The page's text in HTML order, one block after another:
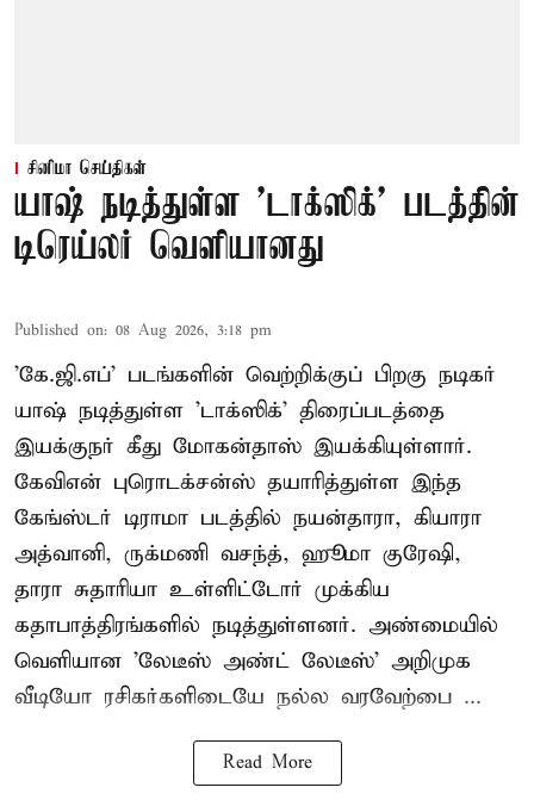
சினிமா செய்திகள்
யாஷ் நடித்துள்ள 'டாக்‌ஸிக்' படத்தின்
டிரெய்லர் வெளியானது
Published on: 08 Aug 2026, 3:18 pm
'கே.ஜி.எப்' படங்களின் வெற்றிக்குப் பிறகு நடிகர்
யாஷ் நடித்துள்ள 'டாக்ஸிக்' திரைப்படத்தை
இயக்குநர் கீது மோகன்தாஸ் இயக்கியுள்ளார்.
கேவிஎன் புரொடக்சன்ஸ் தயாரித்துள்ள இந்த
கேங்ஸ்டர் டிராமா படத்தில் நயன்தாரா, கியாரா
அத்வானி, ருக்மணி வசந்த், ஹூமா குரேஷி,
தாரா சுதாரியா உள்ளிட்டோர் முக்கிய
கதாபாத்திரங்களில் நடித்துள்ளனர். அண்மையில்
வெளியான 'லேடீஸ் அண்ட் லேடீஸ்' அறிமுக
வீடியோ ரசிகர்களிடையே நல்ல வரவேற்பை ...
Read More